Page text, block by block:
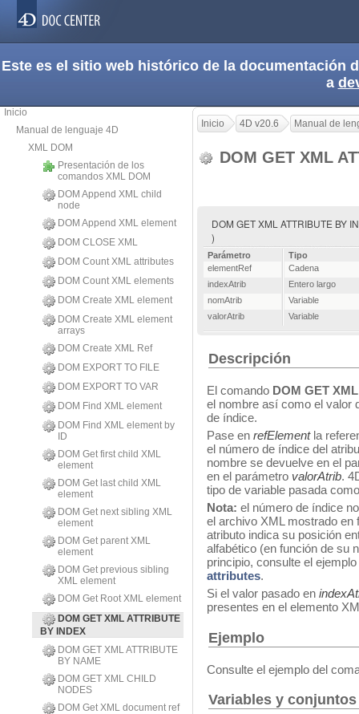
Este es el sitio web histórico de la documentación
a
Inicio
Manual de lenguaje 4D
XML DOM
Presentación de los
comandos XML DOM
DOM Append XML child
node
DOM Append XML element
DOM CLOSE XML
DOM Count XML attributes
DOM Count XML elements
DOM Create XML element
DOM Create XML element
arrays
DOM Create XML Ref
DOM EXPORT TO FILE
DOM EXPORT TO VAR
DOM Find XML element
DOM Find XML element by
ID
DOM Get first child XML
element
DOM Get last child XML
element
DOM Get next sibling XML
element
DOM Get parent XML
element
DOM Get previous sibling
XML element
DOM Get Root XML element
DOM GET XML ATTRIBUTE
BY INDEX
DOM GET XML ATTRIBUTE
BY NAME
DOM GET XML CHILD
NODES
DOM Get XML document ref
Inicio 4D v20.6 Manual de
DOM GET XML
DOM GET XML ATTRIBUTE BY
)
Parámetro
Tipo
elementRef
Cadena
indexAtrib
Entero largo
nomAtrib
Variable
valorAtrib
Variable
Descripción
El comando DOM GET
el nombre así como el valor
de índice.
Pase en refElementla
el número de índice del
nombre se devuelve en el
en el parámetro valorAtrib.
tipo de variable pasada
Nota: el número de índice
el archivo XML mostrado en
atributo indica su posición
alfabético (en función de su
principio, consulte el
attributes.
Si el valor pasado en
presentes en el elemento
Ejemplo
Consulte el ejemplo del
Variables y